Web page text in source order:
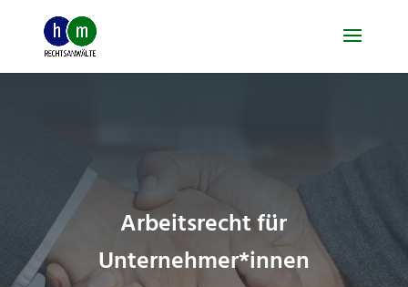
content
Arbeitsrecht für
Unternehmer*innen